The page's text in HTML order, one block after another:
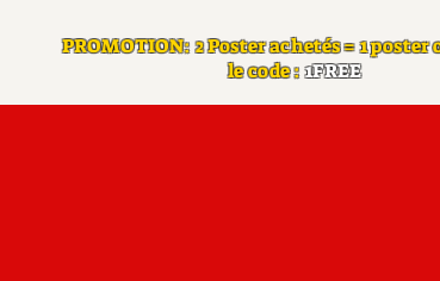
PROMOTION: 2 Poster achetés = 1 poster
le code :1FREE